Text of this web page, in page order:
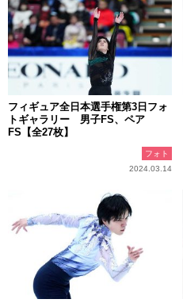
フィギュア全日本選手権第3日フォ
トギャラリー 男子FS、ペア
FS【全27枚】
フォト
2024.03.14